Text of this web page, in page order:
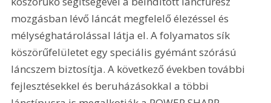
mozgásban lévő láncát megfelelő élezéssel és
mélységhatárolással látja el. A folyamatos sík
köszörűfelületet egy speciális gyémánt szórású
láncszem biztosítja. A következő években további
fejlesztésekkel és beruházásokkal a többi